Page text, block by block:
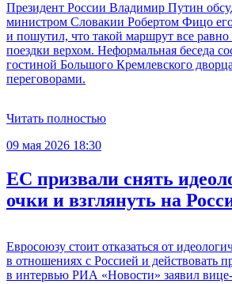
Президент России Владимир Путин
министром Словакии Робертом Фицо
и пошутил, что такой маршрут все равно
поездки верхом. Неформальная беседа
гостиной Большого Кремлевского
переговорами.
Читать полностью
09 мая 2026 18:30
ЕС призвали снять
очки и взглянуть на
Евросоюзу стоит отказаться от
в отношениях с Россией и действовать
в интервью РИА «Новости» заявил